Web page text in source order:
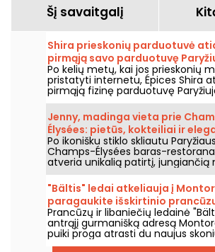
Šį savaitgalį
Shira prieskonių parduotuvė
pirmąją savo parduotuvę
dėmesys skiriamas
Viduržemio jūros virtuvei.
Po kelių metų, kai jos prieskonių
pristatyti internetu, Épices Shira
pirmąją fizinę parduotuvę
2026 m. rugsėjo prekės ženklas
Marché Saint-Martin, 10-ajame
parduotuve, išsinešimui skirtais
jūros regiono patiekalais ir
pasaulio gurmaniškais produktais.
Jenny, madinga vieta prie
Élysées: pietūs, kokteiliai ir
arbatos metas
Po ikonišku stiklo skliautu
Champs-Élysées baras-
atveria unikalią patirtį, jungiančią
paveldą su šiuolaikine
pietūs, elegantiškas arbatos
kokteiliai ir įkvepiančios
Pariso adresas, kur kiekviena
išskirtiniu nuotykiu, kiekvieną
vidurdienio.
"Bältis" ledai atkeliauja į
paragaukite išskirtinio
libaniečių mišinio
Prancūzų ir libaniečių ledainė
antrąjį gurmanišką adresą
puiki proga atrasti du naujus
šaldytų kokteilių seriją.